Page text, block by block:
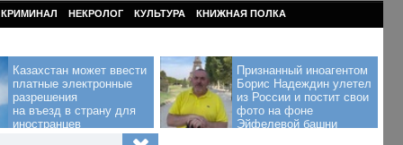
КРИМИНАЛ НЕКРОЛОГ КУЛЬТУРА КНИЖНАЯ ПОЛКА
Казахстан может ввести
платные электронные
разрешения
на въезд в страну для
иностранцев
Признанный иноагентом
Борис Надеждин улетел
из России и постит свои
фото на фоне
Эйфелевой башни